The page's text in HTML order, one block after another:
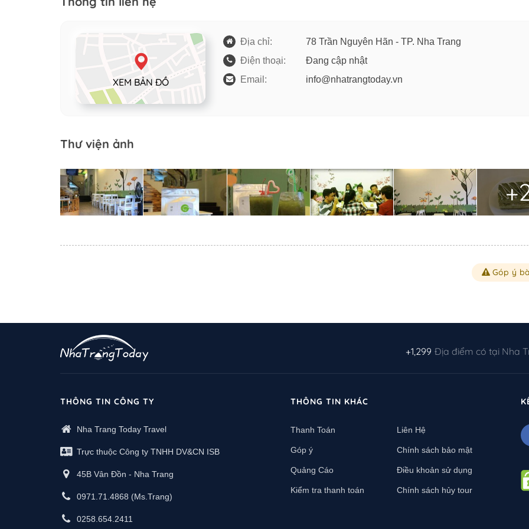
XEM BẢN ĐỒ
Địa chỉ:
78 Trần Nguyên Hãn - TP. Nha Trang
Điện thoại:
Đang cập nhật
Email:
info@nhatrangtoday.vn
Thư viện ảnh
Góp ý
+1,299 Địa điểm có tại Nha
THÔNG TIN CÔNG TY
Nha Trang Today Travel
Trực thuộc Công ty TNHH DV&CN ISB
45B Vân Đồn - Nha Trang
0971.71.4868 (Ms.Trang)
0258.654.2411
THÔNG TIN KHÁC
Thanh Toán Liên Hệ
Góp ý Chính sách bảo mật
Quảng Cáo Điều khoản sử dụng
Kiểm tra thanh toán Chính sách hủy tour